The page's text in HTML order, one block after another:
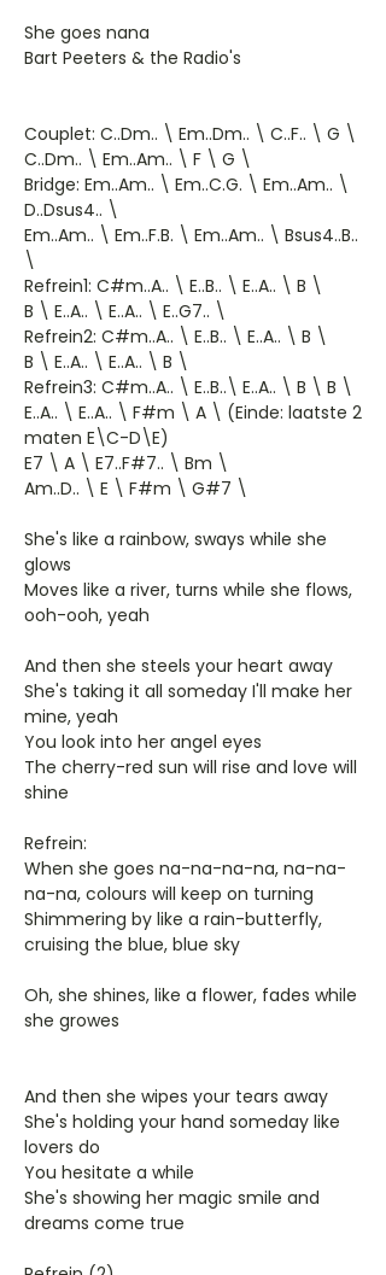
She goes nana
Bart Peeters & the Radio's
Couplet: C..Dm.. \ Em..Dm.. \ C..F.. \ G \
C..Dm.. \ Em..Am.. \ F \ G \
Bridge: Em..Am.. \ Em..C.G. \ Em..Am.. \
D..Dsus4.. \
Em..Am.. \ Em..F.B. \ Em..Am.. \ Bsus4..B..
\
Refrein1: C#m..A.. \ E..B.. \ E..A.. \ B \
B \ E..A.. \ E..A.. \ E..G7.. \
Refrein2: C#m..A.. \ E..B.. \ E..A.. \ B \
B \ E..A.. \ E..A.. \ B \
Refrein3: C#m..A.. \ E..B..\ E..A.. \ B \ B \
E..A.. \ E..A.. \ F#m \ A \ (Einde: laatste 2
maten E\C-D\E)
E7 \ A \ E7..F#7.. \ Bm \
Am..D.. \ E \ F#m \ G#7 \
She's like a rainbow, sways while she
glows
Moves like a river, turns while she flows,
ooh-ooh, yeah
And then she steels your heart away
She's taking it all someday I'll make her
mine, yeah
You look into her angel eyes
The cherry-red sun will rise and love will
shine
Refrein:
When she goes na-na-na-na, na-na-
na-na, colours will keep on turning
Shimmering by like a rain-butterfly,
cruising the blue, blue sky
Oh, she shines, like a flower, fades while
she growes
And then she wipes your tears away
She's holding your hand someday like
lovers do
You hesitate a while
She's showing her magic smile and
dreams come true